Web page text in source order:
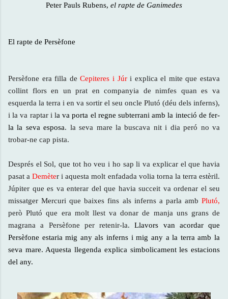
Peter Pauls Rubens, el rapte de Ganimedes
El rapte de Persèfone
Persèfone era filla deCepiteres i Júri explica el mite que estava
collint flors en un prat en companyia de nimfes quan es va
esquerda la terra i en va sortir el seu oncle Plutó (déu dels inferns),
i la va raptar i la va porta el regne subterrani amb la inteció de fer-
la la seva esposa. la seva mare la buscava nit i dia peró no va
trobar-ne cap pista.
Després el Sol, que tot ho veu i ho sap li va explicar el que havia
pasat aDemèter i aquesta molt enfadada volia torna la terra estèril.
Júpiter que es va enterar del que havia succeit va ordenar el seu
missatger Mercuri que baixes fins als inferns a parla amb Plutó,
però Plutó que era molt llest va donar de manja uns grans de
magrana a Persèfone per retenir-la.Llavors van acordar que
Persèfone estaria mig any als inferns i mig any a la terra amb la
seva mare. Aquesta llegenda explica simbolicament les estacions
del any.